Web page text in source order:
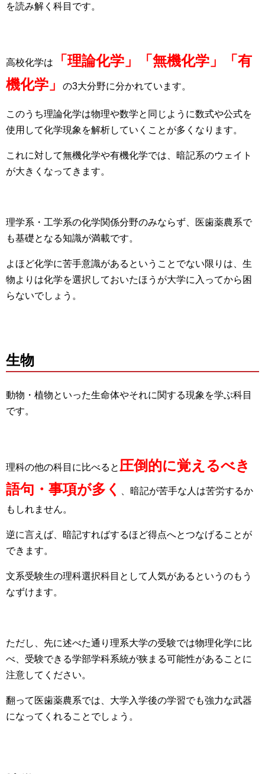
を読み解く科目です。
高校化学は
「理論化学」「無機化学」「有
機化学」
の3大分野に分かれています。
このうち理論化学は物理や数学と同じように数式や公式を
使用して化学現象を解析していくことが多くなります。
これに対して無機化学や有機化学では、暗記系のウェイト
が大きくなってきます。
理学系・工学系の化学関係分野のみならず、医歯薬農系で
も基礎となる知識が満載です。
よほど化学に苦手意識があるということでない限りは、生
物よりは化学を選択しておいたほうが大学に入ってから困
らないでしょう。
生物
動物・植物といった生命体やそれに関する現象を学ぶ科目
です。
理科の他の科目に比べると 圧倒的に覚えるべき
語句・事項が多く
、暗記が苦手な人は苦労するか
もしれません。
逆に言えば、暗記すればするほど得点へとつなげることが
できます。
文系受験生の理科選択科目として人気があるというのもう
なずけます。
ただし、先に述べた通り理系大学の受験では物理化学に比
べ、受験できる学部学科系統が狭まる可能性があることに
注意してください。
翻って医歯薬農系では、大学入学後の学習でも強力な武器
になってくれることでしょう。